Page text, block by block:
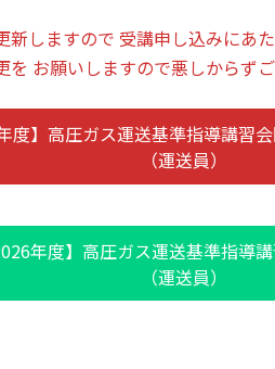
しますので 受講申し込みにあ
お願いしますので悪しからずご
度】高圧ガス運送基準指導講習
（運送員）
年度】高圧ガス運送基準指導
（運送員）